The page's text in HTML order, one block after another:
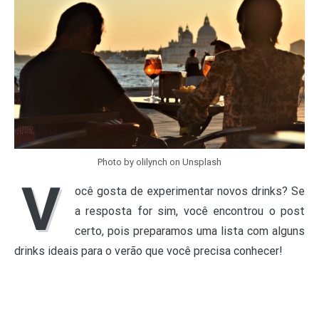
Photo by olilynch on Unsplash
V
ocê gosta de experimentar novos drinks? Se
a resposta for sim, você encontrou o post
certo, pois preparamos uma lista com alguns
drinks ideais para o verão que você precisa conhecer!